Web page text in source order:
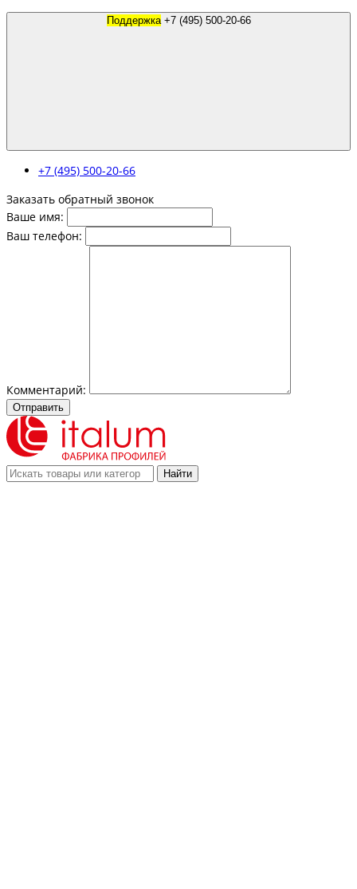
Поддержка +7 (495) 500-20-66
+7 (495) 500-20-66
Заказать обратный звонок
Ваше имя:
Ваш телефон:
Комментарий:
Отправить
Найти